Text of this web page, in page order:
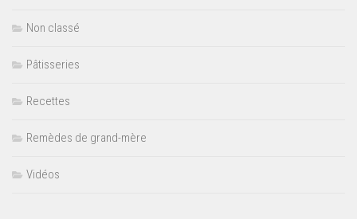
Non classé
Pâtisseries
Recettes
Remèdes de grand-mère
Vidéos